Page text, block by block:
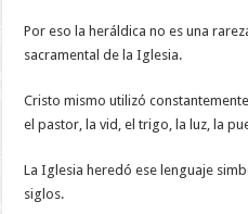
Por eso la heráldica no es una
sacramental de la Iglesia.
Cristo mismo utilizó
el pastor, la vid, el trigo, la luz, la
La Iglesia heredó ese lenguaje
siglos.